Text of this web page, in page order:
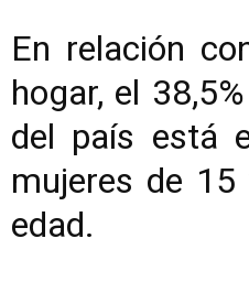
En relación
hogar, el
del país está
mujeres de
edad.